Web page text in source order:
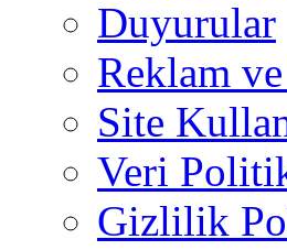
Duyurular
Reklam
Site
Veri
Gizlilik